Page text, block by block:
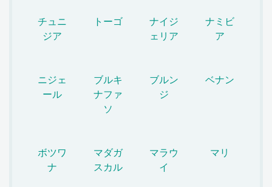
チュニ
ジア
トーゴ
ナイジ
ェリア
ナミビ
ア
ニジェ
ール
ブルキ
ナファ
ソ
ブルン
ジ
ベナン
ボツワ
ナ
マダガ
スカル
マラウ
イ
マリ